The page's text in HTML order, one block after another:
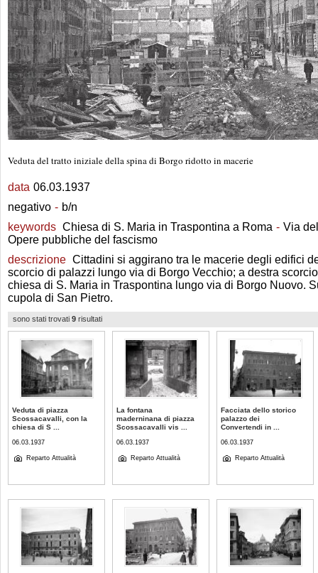
Veduta del tratto iniziale della spina di Borgo ridotto in macerie
data 06.03.1937
negativo - b/n
keywords Chiesa di S. Maria in Traspontina a Roma - Via
Opere pubbliche del fascismo
descrizione Cittadini si aggirano tra le macerie degli edifici
scorcio di palazzi lungo via di Borgo Vecchio; a destra
chiesa di S. Maria in Traspontina lungo via di Borgo Nuovo.
cupola di San Pietro.
sono stati trovati 9 risultati
Veduta di piazza
Scossacavalli, con la
chiesa di S ...
06.03.1937
Reparto Attualità
La fontana
maderninana di piazza
Scossacavalli vis ...
06.03.1937
Reparto Attualità
Facciata dello storico
palazzo dei
Convertendi in ...
06.03.1937
Reparto Attualità